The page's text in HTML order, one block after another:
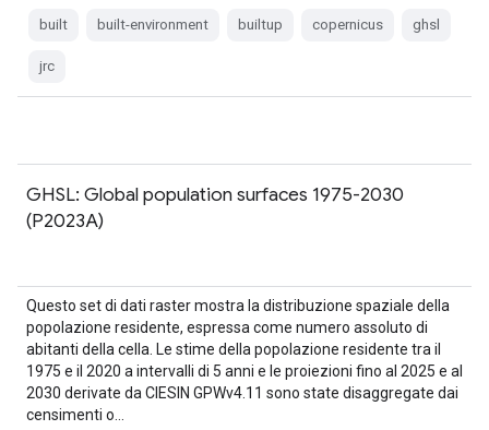
built built-environment builtup copernicus ghsl
jrc
GHSL: Global population surfaces 1975-2030
(P2023A)
Questo set di dati raster mostra la distribuzione spaziale della
popolazione residente, espressa come numero assoluto di
abitanti della cella. Le stime della popolazione residente tra il
1975 e il 2020 a intervalli di 5 anni e le proiezioni fino al 2025 e al
2030 derivate da CIESIN GPWv4.11 sono state disaggregate dai
censimenti o…